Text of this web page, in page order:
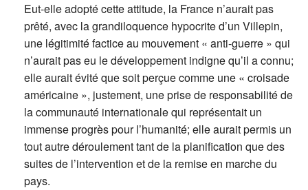
Eut-elle adopté cette attitude, la France n’aurait pas
prêté, avec la grandiloquence hypocrite d’un Villepin,
une légitimité factice au mouvement « anti-guerre » qui
n’aurait pas eu le développement indigne qu’il a connu;
elle aurait évité que soit perçue comme une « croisade
américaine », justement, une prise de responsabilité de
la communauté internationale qui représentait un
immense progrès pour l’humanité; elle aurait permis un
tout autre déroulement tant de la planification que des
suites de l’intervention et de la remise en marche du
pays.